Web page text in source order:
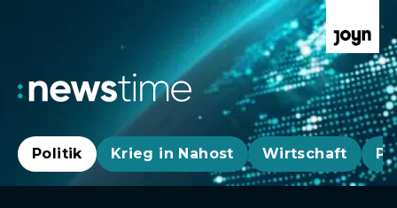
Politik Krieg in Nahost Wirtschaft